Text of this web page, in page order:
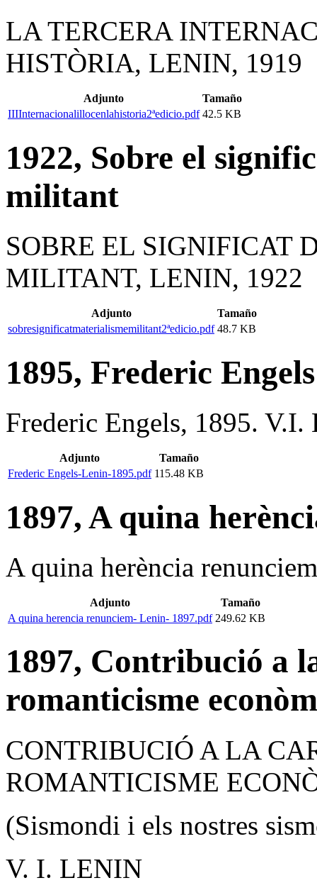
LA TERCERA
HISTÒRIA, LENIN, 1919
Adjunto
Tamaño
IIIInternacionalillocenlahistoria2ªedicio.pdf 42.5 KB
1922, Sobre el
militant
SOBRE EL SIGNIFICAT
MILITANT, LENIN, 1922
Adjunto
Tamaño
sobresignificatmaterialismemilitant2ªedicio.pdf 48.7 KB
1895, Frederic Engels
Frederic Engels, 1895. V.I.
Adjunto
Tamaño
Frederic Engels-Lenin-1895.pdf 115.48 KB
1897, A quina
A quina herència
Adjunto
Tamaño
A quina herencia renunciem- Lenin- 1897.pdf 249.62 KB
1897, Contribució a
romanticisme
CONTRIBUCIÓ A LA
ROMANTICISME
(Sismondi i els nostres
V. I. LENIN